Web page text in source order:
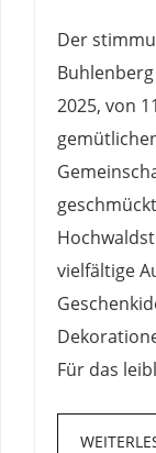
Der
2025, von
vielfältige
Für das